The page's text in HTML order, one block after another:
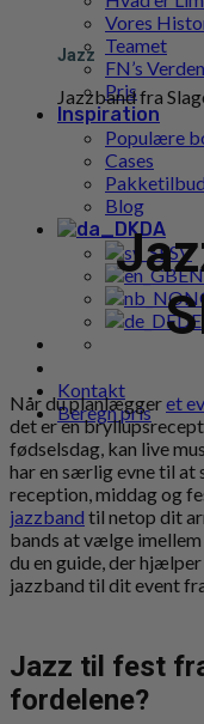
Vores
Teamet
FN’s
Pris
Inspiration
Populære
Cases
Pakketilbud
Blog
DA
SV
EN
DE
Kontakt
Beregn pris
Jazz
Jazzband fra
Når du planlæggeret
det er en
fødselsdag, kan live
har en særlig evne til at
reception, middag og
jazzband til netop dit
bands at vælge
du en guide, der
jazzband til dit event
Jazz til fest
fordelene?